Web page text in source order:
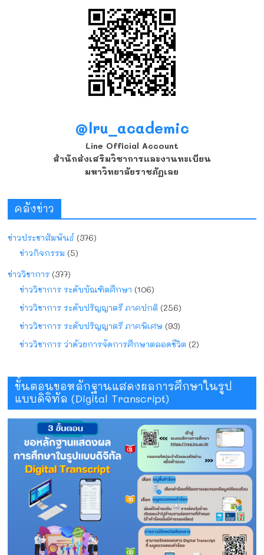
@lru_academic
Line Official Account
สำนักส่งเสริมวิชาการและงานทะเบียน
มหาวิทยาลัยราชภัฏเลย
คลังข่าว
ข่าวประชาสัมพันธ์ (376)
ข่าวกิจกรรม (5)
ข่าววิชาการ (377)
ข่าววิชาการ ระดับบัณฑิตศึกษา (106)
ข่าววิชาการ ระดับปริญญาตรี ภาคปกติ (256)
ข่าววิชาการ ระดับปริญญาตรี ภาคพิเศษ (93)
ข่าววิชาการ ว่าด้วยการจัดการศึกษาตลอดชีวิต (2)
ขั้นตอนขอหลักฐานแสดงผลการศึกษาในรูป
แบบดิจิทัล (Digital Transcript)